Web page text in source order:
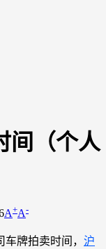
间（个人
A+A-
牌拍卖时间， 沪